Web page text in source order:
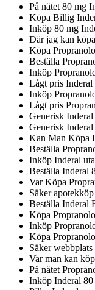
På nätet 80 mg
Köpa Billig
Inköp 80 mg
Där jag kan
Köpa
Beställa
Inköp
Lågt pris Inderal
Inköp
Lågt pris
Generisk
Generisk
Kan Man Köpa
Beställa
Inköp Inderal
Beställa Inderal
Var Köpa
Säker
Beställa Inderal
Köpa
Inköp
Köpa
Säker
Var man kan
På nätet
Inköp Inderal 80